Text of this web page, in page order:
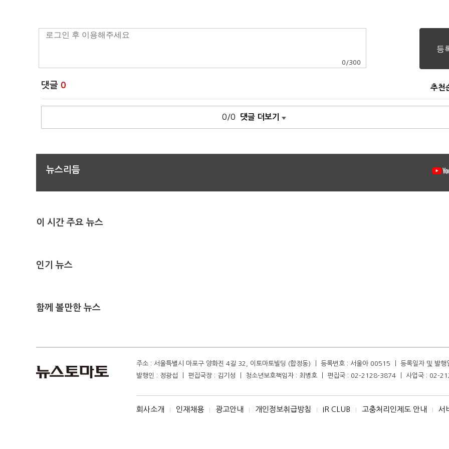
0 /300
댓글 0 추천
0/0 댓글 더보기
뉴스리듬
이 시간 주요 뉴스
인기 뉴스
함께 볼만한 뉴스
주소 : 서울특별시 마포구 양화진 4길 32, 이토마토빌딩 (합정동) ㅣ 등록번호 : 서울아 00515 ㅣ 등록일자 및 발
발행인 : 정광섭 ㅣ 편집국장 : 김기성 ㅣ 청소년보호책임자 : 최병호 ㅣ 편집국 : 02-2128-3874 ㅣ 사업국 : 02-
회사소개 I 인재채용 I 광고안내 I 개인정보취급방침 I IR CLUB I 고충처리인제도 안내 I 서